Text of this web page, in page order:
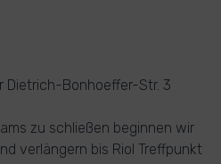
Dietrich-Bonhoeffer-Str. 3
zu schließen beginnen wir
verlängern bis Riol Treffpunkt